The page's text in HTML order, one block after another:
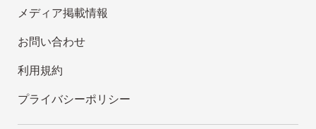
メディア掲載情報
お問い合わせ
利用規約
プライバシーポリシー